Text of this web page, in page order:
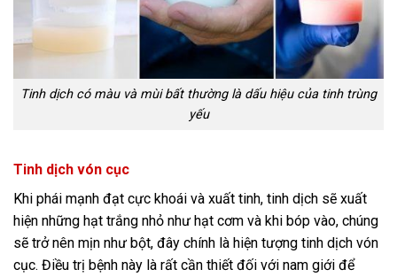
Tinh dịch có màu và mùi bất thường là dấu hiệu của tinh trùng
yếu
Tinh dịch vón cục
Khi phái mạnh đạt cực khoái và xuất tinh, tinh dịch sẽ xuất
hiện những hạt trắng nhỏ như hạt cơm và khi bóp vào, chúng
sẽ trở nên mịn như bột, đây chính là hiện tượng tinh dịch vón
cục. Điều trị bệnh này là rất cần thiết đối với nam giới để